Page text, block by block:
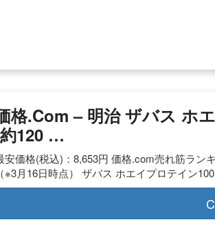
格.com – 明治 ザバス ホ
120 …
安価格(税込)：8,653円 価格.com売れ筋ラン
（※3月16日時点） ザバス ホエイプロテイン